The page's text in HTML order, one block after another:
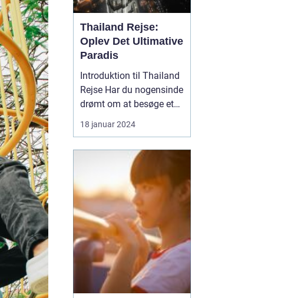
Thailand Rejse:
Oplev Det Ultimative
Paradis
Introduktion til Thailand
Rejse Har du nogensinde
drømt om at besøge et
sted, hvor solen skinner
året rundt, og
venter på dig? Så er en
Thailand rejse det
oplagte valg for dig!
Dette smukke land i det
sydøstlige Asien er kendt
fo...
18 januar 2024